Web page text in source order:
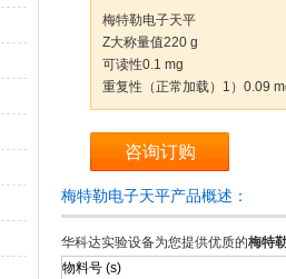
梅特勒电子天平
Z大称量值220 g
可读性0.1 mg
重复性（正常加载）1）0.09
咨询订购
梅特勒电子天平产品概述：
华科达实验设备为您提供优质的梅特
物料号 (s)